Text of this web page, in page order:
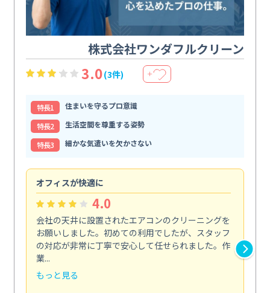
株式会社ワンダフルクリーン
3.0(3件) ＋
特⻑1
住まいを守るプロ意識
特⻑2
生活空間を尊重する姿勢
特⻑3
細かな気遣いを欠かさない
オフィスが快適に
4.0
会社の天井に設置されたエアコンのクリーニングを
お願いしました。初めての利用でしたが、スタッフ
の対応が非常に丁寧で安心して任せられました。作
業...
もっと見る